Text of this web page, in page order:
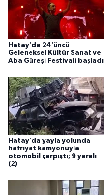
Hatay'da 24'üncü
Geleneksel Kültür Sanat ve
Aba Güreşi Festivali başladı
Hatay'da yayla yolunda
hafriyat kamyonuyla
otomobil çarpıştı; 9 yaralı
(2)